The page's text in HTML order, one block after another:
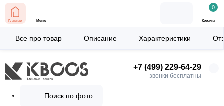
+7 (499) 229-64-29
звонки бесплатны
Поиск по фото
Главная Меню
0
Корзина
Все про товар Описание Характеристики